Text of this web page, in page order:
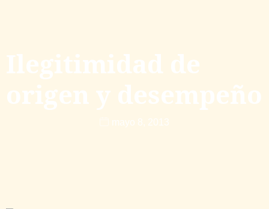
Ilegitimidad de
origen y desempeño
mayo 8, 2013